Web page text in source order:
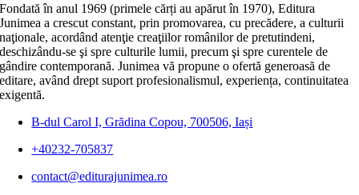
Fondată în anul 1969 (primele cărți au apărut în 1970), Editura
Junimea a crescut constant, prin promovarea, cu precădere, a culturii
naţionale, acordând atenţie creaţiilor românilor de pretutindeni,
deschizându-se şi spre culturile lumii, precum şi spre curentele de
gândire contemporană. Junimea vă propune o ofertă generoasă de
editare, având drept suport profesionalismul, experiența, continuitatea
exigentă.
B-dul Carol I, Grădina Copou, 700506, Iași
+40232-705837
contact@editurajunimea.ro